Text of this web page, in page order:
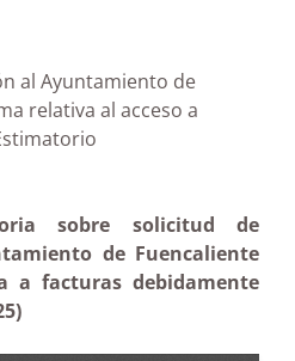
al Ayuntamiento de
relativa al acceso a
Estimatorio
sobre solicitud de
de Fuencaliente
a facturas debidamente